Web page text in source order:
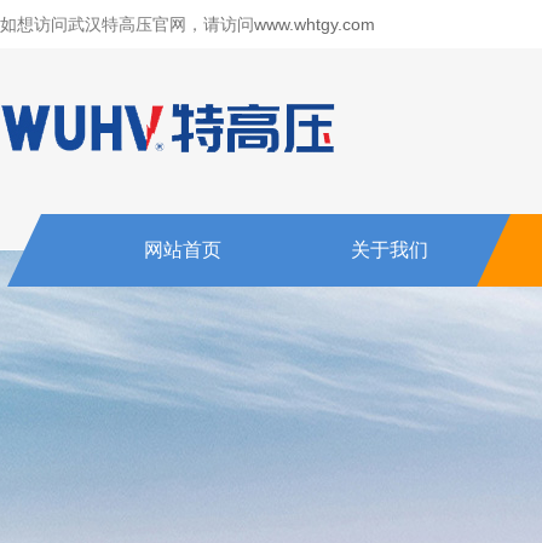
如想访问武汉特高压官网，请访问www.whtgy.com
网站首页 关于我们